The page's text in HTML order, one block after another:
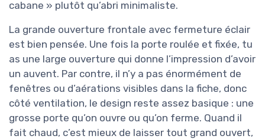
cabane » plutôt qu’abri minimaliste.
La grande ouverture frontale avec fermeture éclair
est bien pensée. Une fois la porte roulée et fixée, tu
as une large ouverture qui donne l’impression d’avoir
un auvent. Par contre, il n’y a pas énormément de
fenêtres ou d’aérations visibles dans la fiche, donc
côté ventilation, le design reste assez basique : une
grosse porte qu’on ouvre ou qu’on ferme. Quand il
fait chaud, c’est mieux de laisser tout grand ouvert,